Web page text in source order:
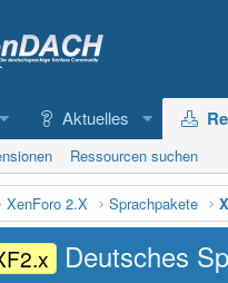
Aktuelles
Ressourcen suchen
XenForo 2.X Sprachpakete
Deutsches